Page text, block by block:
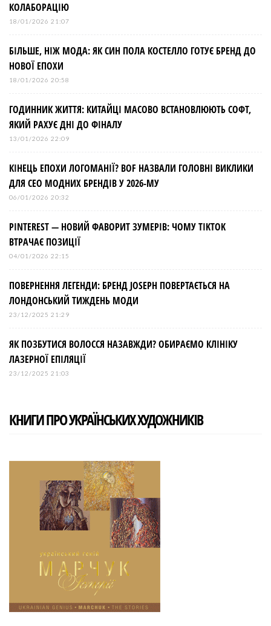
КОЛАБОРАЦІЮ
18/01/2026 21:07
БІЛЬШЕ, НІЖ МОДА: ЯК СИН ПОЛА КОСТЕЛЛО ГОТУЄ БРЕНД ДО
НОВОЇ ЕПОХИ
18/01/2026 20:58
ГОДИННИК ЖИТТЯ: КИТАЙЦІ МАСОВО ВСТАНОВЛЮЮТЬ СОФТ,
ЯКИЙ РАХУЄ ДНІ ДО ФІНАЛУ
13/01/2026 22:09
КІНЕЦЬ ЕПОХИ ЛОГОМАНІЇ? BOF НАЗВАЛИ ГОЛОВНІ ВИКЛИКИ
ДЛЯ СЕО МОДНИХ БРЕНДІВ У 2026-МУ
06/01/2026 20:32
PINTEREST — НОВИЙ ФАВОРИТ ЗУМЕРІВ: ЧОМУ TIKTOK
ВТРАЧАЄ ПОЗИЦІЇ
04/01/2026 22:15
ПОВЕРНЕННЯ ЛЕГЕНДИ: БРЕНД JOSEPH ПОВЕРТАЄТЬСЯ НА
ЛОНДОНСЬКИЙ ТИЖДЕНЬ МОДИ
23/12/2025 21:29
ЯК ПОЗБУТИСЯ ВОЛОССЯ НАЗАВЖДИ? ОБИРАЄМО КЛІНІКУ
ЛАЗЕРНОЇ ЕПІЛЯЦІЇ
23/12/2025 21:03
КНИГИ ПРО УКРАЇНСЬКИХ ХУДОЖНИКІВ